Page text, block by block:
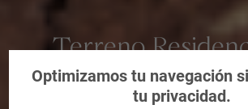
Terreno
Murcia
Optimizamos tu navegación
tu privacidad.